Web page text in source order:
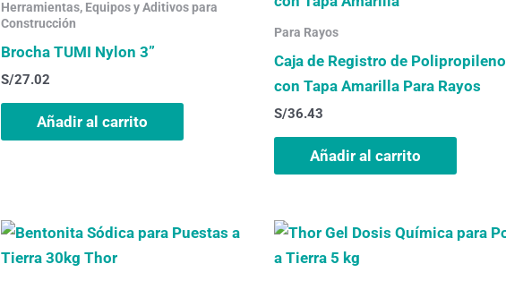
Herramientas, Equipos y Aditivos para
Construcción
Brocha TUMI Nylon 3”
S/27.02
Añadir al carrito
Para Rayos
Caja de Registro de Polipropileno
con Tapa Amarilla Para Rayos
S/36.43
Añadir al carrito